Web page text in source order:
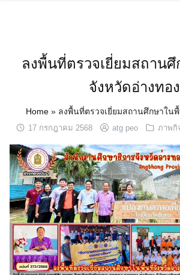
ลงพื้นที่ตรวจเยี่ยมสถาน
จังหวัดอ่างทอง
Home» ลงพื้นที่ตรวจเยี่ยมสถานศึกษาใน
17 กรกฎาคม 2568 atg peo ภาพกิ